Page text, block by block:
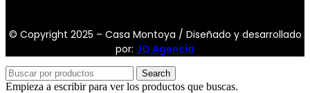
© Copyright 2025 – Casa Montoya / Diseñado y desarrollado
por: JQ Agencia
Search
Empieza a escribir para ver los productos que buscas.